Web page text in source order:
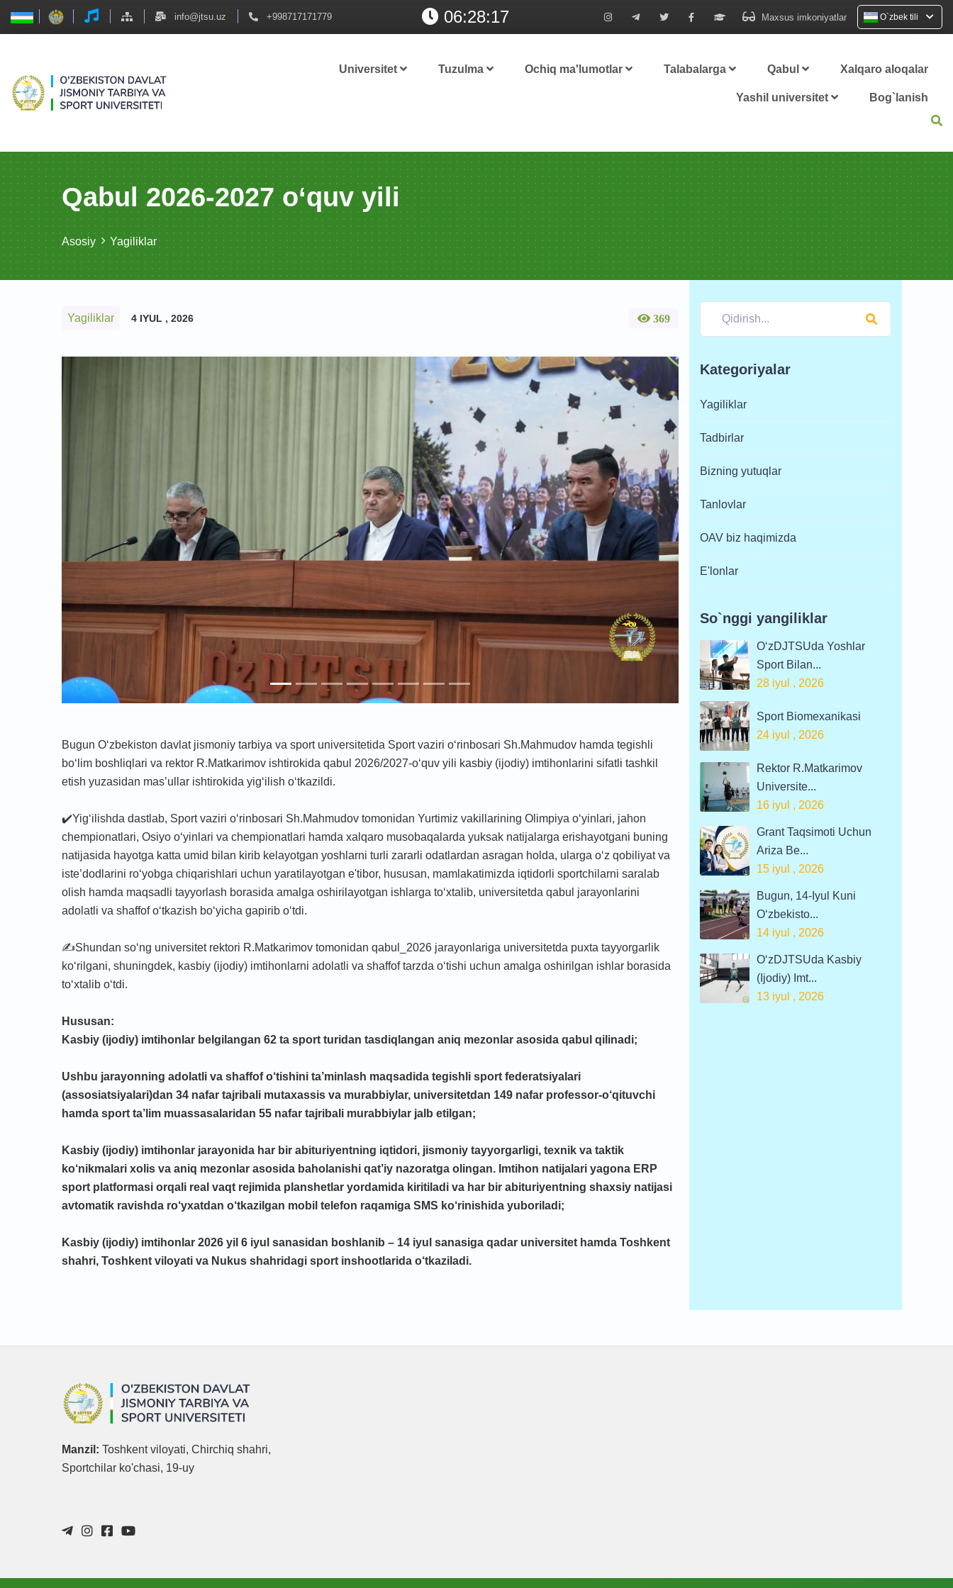
info@jtsu.uz +998717171779 06:28:18 Maxsus imkoniyatlar O`zbek tili
Universitet Tuzulma Ochiq ma'lumotlar Talabalarga Qabul Xalqaro aloqalar
Yashil universitet Bog`lanish
Qabul 2026-2027 o‘quv yili
Asosiy Yagiliklar
Yagiliklar 4 IYUL , 2026 369
Bugun O‘zbekiston davlat jismoniy tarbiya va sport universitetida Sport vaziri o‘rinbosari Sh.Mahmudov hamda tegishli
bo‘lim boshliqlari va rektor R.Matkarimov ishtirokida qabul 2026/2027-o‘quv yili kasbiy (ijodiy) imtihonlarini sifatli tashkil
etish yuzasidan mas’ullar ishtirokida yig‘ilish o‘tkazildi.
✔️Yig‘ilishda dastlab, Sport vaziri o‘rinbosari Sh.Mahmudov tomonidan Yurtimiz vakillarining Olimpiya o‘yinlari, jahon
chempionatlari, Osiyo o‘yinlari va chempionatlari hamda xalqaro musobaqalarda yuksak natijalarga erishayotgani buning
natijasida hayotga katta umid bilan kirib kelayotgan yoshlarni turli zararli odatlardan asragan holda, ularga o‘z qobiliyat va
iste’dodlarini ro‘yobga chiqarishlari uchun yaratilayotgan e'tibor, hususan, mamlakatimizda iqtidorli sportchilarni saralab
olish hamda maqsadli tayyorlash borasida amalga oshirilayotgan ishlarga to‘xtalib, universitetda qabul jarayonlarini
adolatli va shaffof o‘tkazish bo‘yicha gapirib o‘tdi.
✍️Shundan so‘ng universitet rektori R.Matkarimov tomonidan qabul_2026 jarayonlariga universitetda puxta tayyorgarlik
ko‘rilgani, shuningdek, kasbiy (ijodiy) imtihonlarni adolatli va shaffof tarzda о‘tishi uchun amalga oshirilgan ishlar borasida
to‘xtalib o‘tdi.
Hususan:
Kasbiy (ijodiy) imtihonlar belgilangan 62 ta sport turidan tasdiqlangan aniq mezonlar asosida qabul qilinadi;
Ushbu jarayonning adolatli va shaffof o‘tishini ta’minlash maqsadida tegishli sport federatsiyalari
(assosiatsiyalari)dan 34 nafar tajribali mutaxassis va murabbiylar, universitetdan 149 nafar professor-o‘qituvchi
hamda sport ta’lim muassasalaridan 55 nafar tajribali murabbiylar jalb etilgan;
Kasbiy (ijodiy) imtihonlar jarayonida har bir abituriyentning iqtidori, jismoniy tayyorgarligi, texnik va taktik
ko‘nikmalari xolis va aniq mezonlar asosida baholanishi qat’iy nazoratga olingan. Imtihon natijalari yagona ERP
sport platformasi orqali real vaqt rejimida planshetlar yordamida kiritiladi va har bir abituriyentning shaxsiy natijasi
avtomatik ravishda ro‘yxatdan o‘tkazilgan mobil telefon raqamiga SMS ko‘rinishida yuboriladi;
Kasbiy (ijodiy) imtihonlar 2026 yil 6 iyul sanasidan boshlanib – 14 iyul sanasiga qadar universitet hamda Toshkent
shahri, Toshkent viloyati va Nukus shahridagi sport inshootlarida o‘tkaziladi.
Kategoriyalar
Yagiliklar
Tadbirlar
Bizning yutuqlar
Tanlovlar
OAV biz haqimizda
E'lonlar
So`nggi yangiliklar
O‘zDJTSUda Yoshlar
Sport Bilan...
28 iyul , 2026
Sport Biomexanikasi
24 iyul , 2026
Rektor R.Matkarimov
Universite...
16 iyul , 2026
Grant Taqsimoti Uchun
Ariza Be...
15 iyul , 2026
Bugun, 14-Iyul Kuni
O‘zbekisto...
14 iyul , 2026
O‘zDJTSUda Kasbiy
(ijodiy) Imt...
13 iyul , 2026
Manzil: Toshkent viloyati, Chirchiq shahri,
Sportchilar ko'chasi, 19-uy